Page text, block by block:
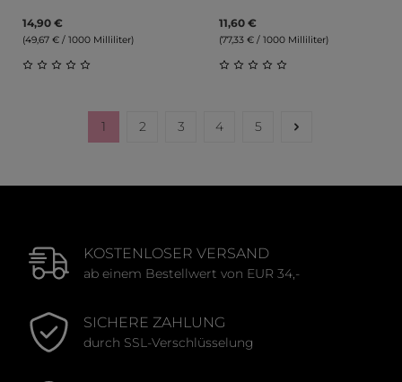
14,90 €
(49,67 € / 1000 Milliliter)
11,60 €
(77,33 € / 1000 Milliliter)
Seite
1 Seite
2 Seite
3 Seite
4 Seite
5
KOSTENLOSER VERSAND
ab einem Bestellwert von EUR 34,-
SICHERE ZAHLUNG
durch SSL-Verschlüsselung